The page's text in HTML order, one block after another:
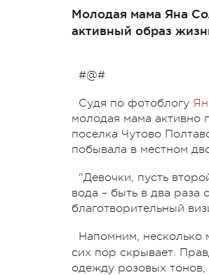
Молодая мама Яна
активный образ
#@#
Судя по фотоблогу
молодая мама активно
поселка Чутово
побывала в местном
"Девочки, пусть
вода – быть в два раза
благотворительный
Напомним, несколько
сих пор скрывает.
одежду розовых тонов,